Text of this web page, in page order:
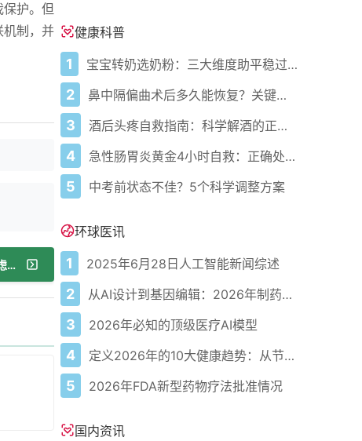
护。但
机制，并
下一篇：运动或可抵消西方饮食对抑郁和焦虑症状的影响
健康科普
1 宝宝转奶选奶粉：三大维度助平稳过渡
2 鼻中隔偏曲术后多久能恢复？关键看这几点
3 酒后头疼自救指南：科学解酒的正确打开方式
4 急性肠胃炎黄金4小时自救：正确处置与误区避坑关键
5 中考前状态不佳？5个科学调整方案
环球医讯
1 2025年6月28日人工智能新闻综述
2 从AI设计到基因编辑：2026年制药领域重大突破
3 2026年必知的顶级医疗AI模型
4 定义2026年的10大健康趋势：从节律健康到冷热交替疗法
5 2026年FDA新型药物疗法批准情况
国内资讯